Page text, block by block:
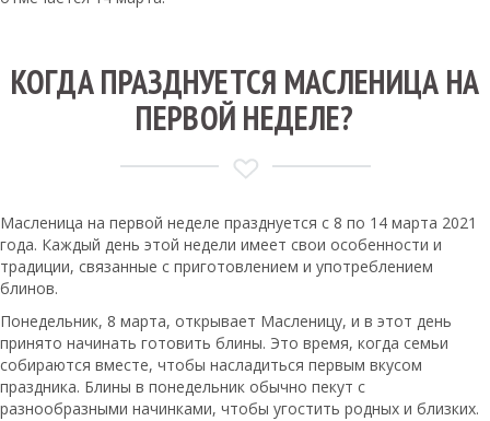
КОГДА ПРАЗДНУЕТСЯ МАСЛЕНИЦА НА
ПЕРВОЙ НЕДЕЛЕ?
Масленица на первой неделе празднуется с 8 по 14 марта 2021
года. Каждый день этой недели имеет свои особенности и
традиции, связанные с приготовлением и употреблением
блинов.
Понедельник, 8 марта, открывает Масленицу, и в этот день
принято начинать готовить блины. Это время, когда семьи
собираются вместе, чтобы насладиться первым вкусом
праздника. Блины в понедельник обычно пекут с
разнообразными начинками, чтобы угостить родных и близких.